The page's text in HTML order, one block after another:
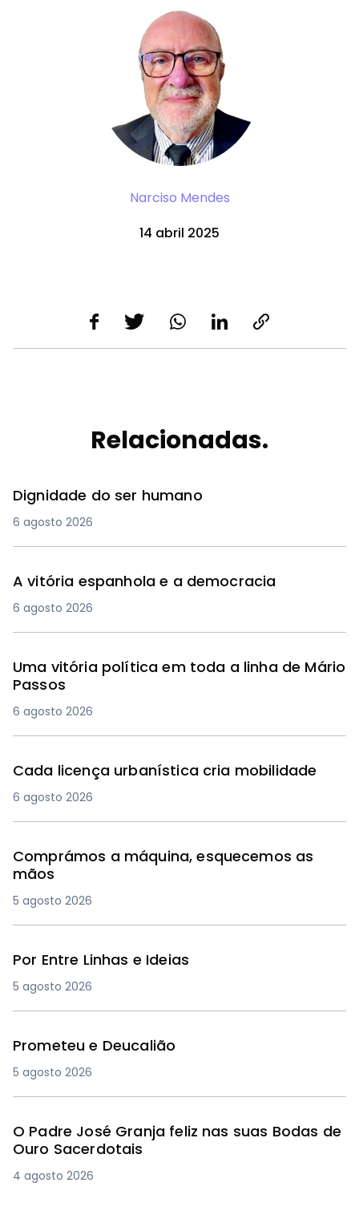
Narciso Mendes
14 abril 2025
Relacionadas.
Dignidade do ser humano
6 agosto 2026
A vitória espanhola e a democracia
6 agosto 2026
Uma vitória política em toda a linha de Mário
Passos
6 agosto 2026
Cada licença urbanística cria mobilidade
6 agosto 2026
Comprámos a máquina, esquecemos as
mãos
5 agosto 2026
Por Entre Linhas e Ideias
5 agosto 2026
Prometeu e Deucalião
5 agosto 2026
O Padre José Granja feliz nas suas Bodas de
Ouro Sacerdotais
4 agosto 2026